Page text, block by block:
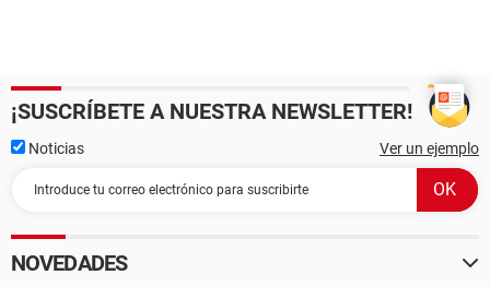
¡SUSCRÍBETE A NUESTRA NEWSLETTER!
Noticias Ver un ejemplo
NOVEDADES